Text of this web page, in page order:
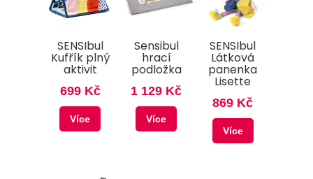
SENSIbul
Kufřík plný
aktivit
699 Kč
Více
Sensibul
hrací
podložka
1 129 Kč
Více
SENSIbul
Látková
panenka
Lisette
869 Kč
Více